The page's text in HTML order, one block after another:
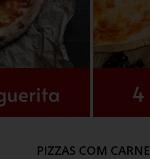
PIZZAS COM CARNE